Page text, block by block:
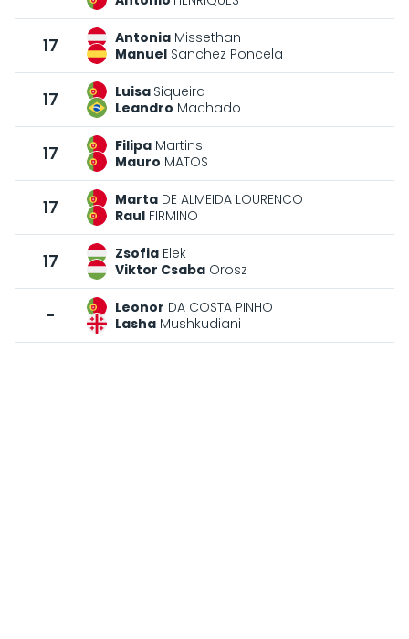
17 Antonia Missethan
Manuel Sanchez Poncela
17 Luisa Siqueira
Leandro Machado
17 Filipa Martins
Mauro MATOS
17 Marta DE ALMEIDA LOURENCO
Raul FIRMINO
17 Zsofia Elek
Viktor Csaba Orosz
- Leonor DA COSTA PINHO
Lasha Mushkudiani